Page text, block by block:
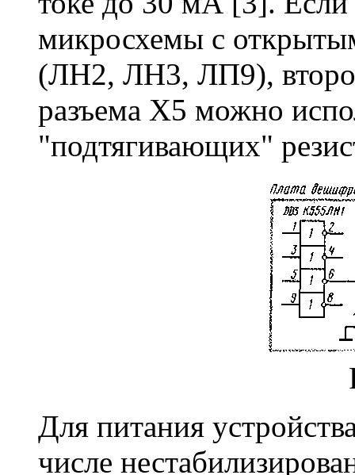
микросхемы с
(ЛН2, ЛН3, ЛП9),
разъема Х5 можно
"подтягивающих"
Для питания
числе